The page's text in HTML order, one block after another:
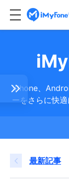
iPhone、
ーをさらに快
最新記事
ー